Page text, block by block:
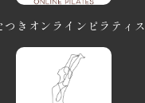
つきオンラインピラティス